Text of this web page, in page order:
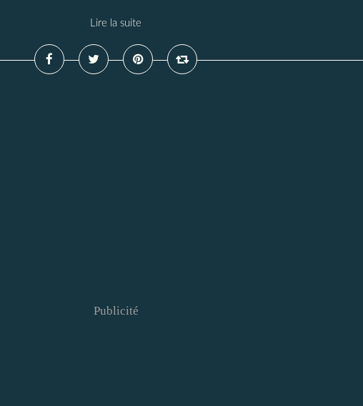
Lire la suite
Publicité